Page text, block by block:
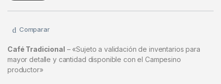
Comparar
Café Tradicional – «Sujeto a validación de inventarios para
mayor detalle y cantidad disponible con el Campesino
productor»